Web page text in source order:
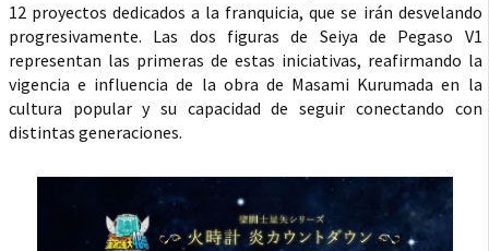
12 proyectos dedicados a la franquicia, que se irán desvelando
progresivamente. Las dos figuras de Seiya de Pegaso V1
representan las primeras de estas iniciativas, reafirmando la
vigencia e influencia de la obra de Masami Kurumada en la
cultura popular y su capacidad de seguir conectando con
distintas generaciones.